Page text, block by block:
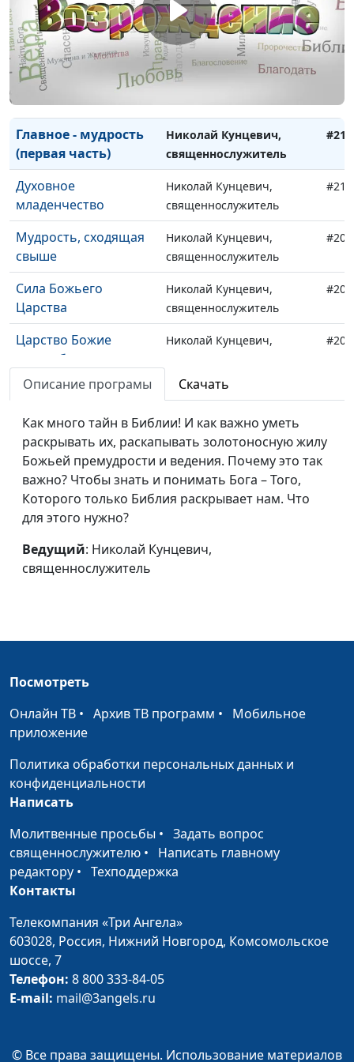
Божий свет в жизни
человека
Павел Величко,
священнослужитель
#213
Главное - мудрость
(вторая часть)
Николай Кунцевич,
священнослужитель
Главное - мудрость
(первая часть)
Николай Кунцевич,
священнослужитель
#211
Духовное
младенчество
Николай Кунцевич,
священнослужитель
#210
Мудрость, сходящая
свыше
Николай Кунцевич,
священнослужитель
#209
Сила Божьего
Царства
Николай Кунцевич,
священнослужитель
#208
Царство Божие
силою берется
Николай Кунцевич,
#207
Поклонение и
Николай Кунцевич,
Помазание во имя
Господне
Николай Кунцевич,
священнослужитель
#205
Брачная одежда
Николай Кунцевич,
Три смерти
Николай Кунцевич,
священнослужитель
священнослужитель
Праведный верою
Бог праведен, и нет
неправды в Нем
Николай Кунцевич,
священнослужитель
Пасхи
священнослужитель
Спаситель мира,
Которого не узнали
Почему Бог услышал
Вечная жизнь в Максим Каминский, #193
Описание програмы Скачать
Как много тайн в Библии! И как важно уметь
раскрывать их, раскапывать золотоносную жилу
Божьей премудрости и ведения. Почему это так
важно? Чтобы знать и понимать Бога – Того,
Которого только Библия раскрывает нам. Что
для этого нужно?
Ведущий: Николай Кунцевич,
священнослужитель
Посмотреть
Онлайн ТВ • Архив ТВ программ • Мобильное
приложение
Политика обработки персональных данных и
конфиденциальности
Написать
Молитвенные просьбы • Задать вопрос
священнослужителю • Написать главному
редактору • Техподдержка
Контакты
Телекомпания «Три Ангела»
603028, Россия, Нижний Новгород, Комсомольское
шоссе, 7
Телефон: 8 800 333-84-05
E-mail: mail@3angels.ru
© Все права защищены. Использование материалов